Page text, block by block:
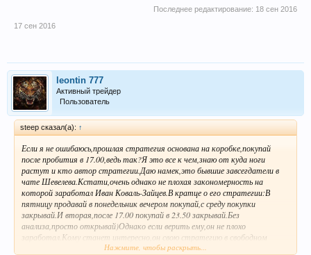
Последнее редактирование: 18 сен 2016
17 сен 2016
leontin 777
Активный трейдер
Пользователь
steep сказал(а): ↑
Если я не ошибаюсь,прошлая стратегия основана на коробке,покупай
после пробития в 17.00,ведь так?Я это все к чем,знаю от куда ноги
растут и кто автор стратегии.Даю намек,это бывшие завсегдатели в
чате Шевелева.Кстати,очень однако не плохая закономерность на
которой заработал Иван Коваль-Зайцев.В кратце о его стратегии:В
пятницу продавай в понедельник вечером покупай,с среду покупки
закрывай.И вторая,после 17.00 покупай в 23.50 закрывай.Без
анализа,просто открывай)Однако если верить ему,он не плохо
заработал.Кому станет интересно,он свою стратегию в свободном
доступе расскажет.Есть у него еще одна,которую он продают,основана
Нажмите, чтобы раскрыть...